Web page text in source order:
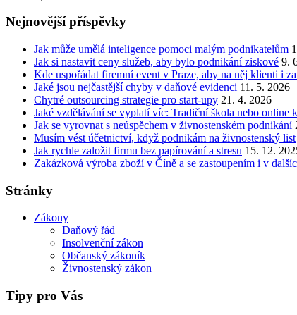
Nejnovější příspěvky
Jak může umělá inteligence pomoci malým podnikatelům
Jak si nastavit ceny služeb, aby bylo podnikání ziskové 9.
Kde uspořádat firemní event v Praze, aby na něj klienti i
Jaké jsou nejčastější chyby v daňové evidenci 11. 5. 2026
Chytré outsourcing strategie pro start-upy 21. 4. 2026
Jaké vzdělávání se vyplatí víc: Tradiční škola nebo online
Jak se vyrovnat s neúspěchem v živnostenském podnikání
Musím vést účetnictví, když podnikám na živnostenský list
Jak rychle založit firmu bez papírování a stresu 15. 12.
Zakázková výroba zboží v Číně a se zastoupením i v
Stránky
Zákony
Daňový řád
Insolvenční zákon
Občanský zákoník
Živnostenský zákon
Tipy pro Vás